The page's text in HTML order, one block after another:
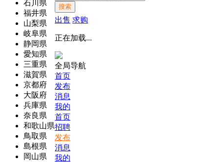
石川県
福井県
山梨県
岐阜県
静岡県
愛知県
三重県
滋賀県
京都府
大阪府
兵庫県
奈良県
和歌山県
鳥取県
島根県
岡山県
搜索
出售 求购
正在加载...
全局导航
首页
发布
消息
我的
首页
招聘
发布
消息
我的